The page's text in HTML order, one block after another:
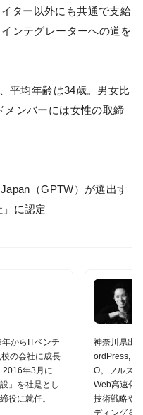
ター以外にも共通で支給
ンテグレーターへの道を
平均年齢は34歳。男女比
メンバーには女性の取締
（GPTW）が選出す
に認定
からITベンチ
の会社に成長
2016年3月に
」を社是とし
役に就任。
神奈川県出
ordPress,
O。フルス
Web高速化
技術戦略や
ディングを